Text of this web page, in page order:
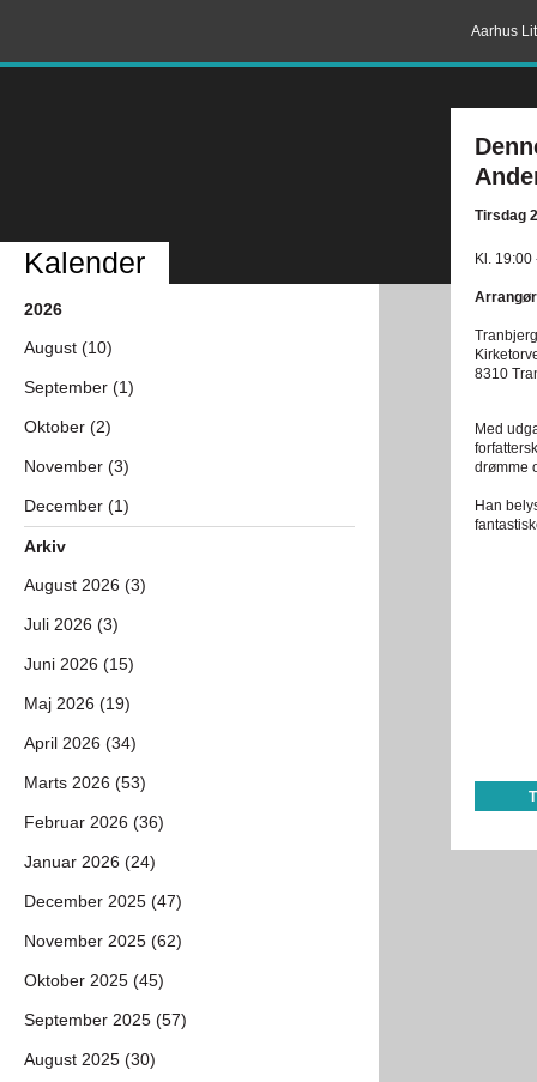
Aarhus
Tirsdag
Kl. 19:00
8310
Med
drømme
Han
Kalender
2026
August (10)
September (1)
Oktober (2)
November (3)
December (1)
Arkiv
August 2026 (3)
Juli 2026 (3)
Juni 2026 (15)
Maj 2026 (19)
April 2026 (34)
Marts 2026 (53)
Februar 2026 (36)
Januar 2026 (24)
December 2025 (47)
November 2025 (62)
Oktober 2025 (45)
September 2025 (57)
August 2025 (30)